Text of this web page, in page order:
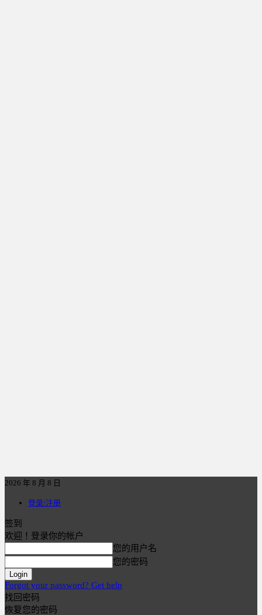
2026 年 8 月 8 日
登录/注册
签到
欢迎！登录你的帐户
您的用户名
您的密码
Forgot your password? Get help
找回密码
恢复您的密码